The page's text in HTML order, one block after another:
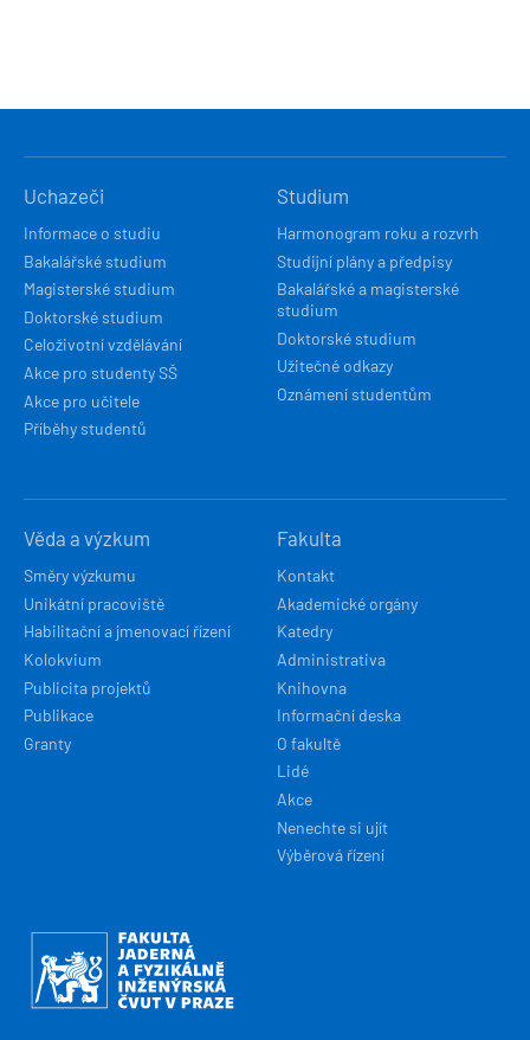
NAVIGACE
Uchazeči
Informace o studiu
Bakalářské studium
Magisterské studium
Doktorské studium
Celoživotní vzdělávání
Akce pro studenty SŠ
Akce pro učitele
Příběhy studentů
Studium
Harmonogram roku a rozvrh
Studijní plány a předpisy
Bakalářské a magisterské
studium
Doktorské studium
Užitečné odkazy
Oznámení studentům
Věda a výzkum
Směry výzkumu
Unikátní pracoviště
Habilitační a jmenovací řízení
Kolokvium
Publicita projektů
Publikace
Granty
Fakulta
Kontakt
Akademické orgány
Katedry
Administrativa
Knihovna
Informační deska
O fakultě
Lidé
Akce
Nenechte si ujít
Výběrová řízení
Obrázek